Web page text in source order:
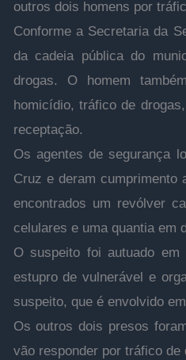
outros dois homens por
Conforme a Secretaria da
da cadeia pública do
drogas. O homem
homicídio, tráfico de
receptação.
Os agentes de segurança
Cruz e deram cumprimento
encontrados um revólver
celulares e uma quantia em
O suspeito foi autuado
estupro de vulnerável e
suspeito, que é envolvido
Os outros dois presos
vão responder por tráfico de